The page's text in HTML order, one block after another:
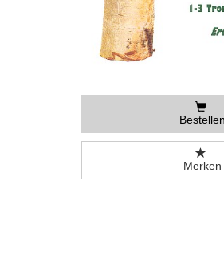
Bestellen
Merken